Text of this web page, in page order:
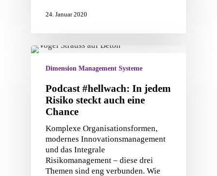
24. Januar 2020
Dimension Management Systeme
Podcast #hellwach: In jedem
Risiko steckt auch eine
Chance
Komplexe Organisationsformen,
modernes Innovationsmanagement
und das Integrale
Risikomanagement – diese drei
Themen sind eng verbunden. Wie